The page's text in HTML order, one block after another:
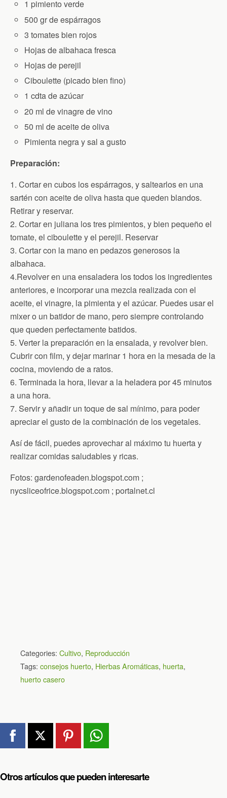
1 pimiento verde
500 gr de espárragos
3 tomates bien rojos
Hojas de albahaca fresca
Hojas de perejil
Ciboulette (picado bien fino)
1 cdta de azúcar
20 ml de vinagre de vino
50 ml de aceite de oliva
Pimienta negra y sal a gusto
Preparación:
1. Cortar en cubos los espárragos, y saltearlos en una
sartén con aceite de oliva hasta que queden blandos.
Retirar y reservar.
2. Cortar en juliana los tres pimientos, y bien pequeño el
tomate, el ciboulette y el perejil. Reservar
3. Cortar con la mano en pedazos generosos la
albahaca.
4.Revolver en una ensaladera los todos los ingredientes
anteriores, e incorporar una mezcla realizada con el
aceite, el vinagre, la pimienta y el azúcar. Puedes usar el
mixer o un batidor de mano, pero siempre controlando
que queden perfectamente batidos.
5. Verter la preparación en la ensalada, y revolver bien.
Cubrir con film, y dejar marinar 1 hora en la mesada de la
cocina, moviendo de a ratos.
6. Terminada la hora, llevar a la heladera por 45 minutos
a una hora.
7. Servir y añadir un toque de sal mínimo, para poder
apreciar el gusto de la combinación de los vegetales.
Así de fácil, puedes aprovechar al máximo tu huerta y
realizar comidas saludables y ricas.
Fotos: gardenofeaden.blogspot.com ;
nycsliceofrice.blogspot.com ; portalnet.cl
Categories: Cultivo, Reproducción
Tags: consejos huerto, Hierbas Aromáticas, huerta,
huerto casero
Otros artículos que pueden interesarte